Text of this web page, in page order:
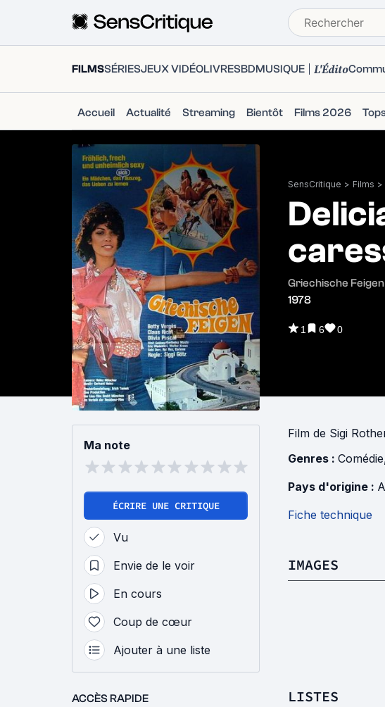
FILMSSÉRIESJEUX VIDÉOLIVRESBDMUSIQUE L'Édito
Accueil Actualité Streaming Bientôt Films 2026
SensCritique > Films >
Griechische Feigen
1978
1 6 0
Ma note
ÉCRIRE UNE CRITIQUE
Vu
Envie de le voir
En cours
Coup de cœur
Ajouter à une liste
ACCÈS RAPIDE
Film de Sigi
Genres : Comédie
Pays d'origine :
Fiche technique
IMAGES
LISTES